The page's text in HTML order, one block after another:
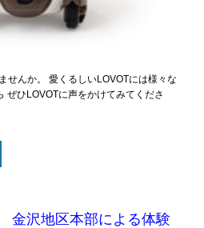
せんか。 愛くるしいLOVOTには様々な
ぜひLOVOTに声をかけてみてくださ
金沢地区本部による体験